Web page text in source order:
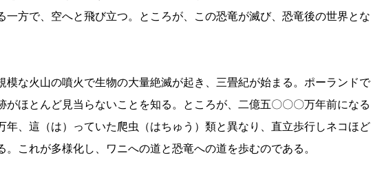
方で、空へと飛び立つ。ところが、この恐竜が滅び、恐竜後の世界とな
な火山の噴火で生物の大量絶滅が起き、三畳紀が始まる。ポーランドで
ほとんど見当らないことを知る。ところが、二億五〇〇〇万年前になる
、這（は）っていた爬虫（はちゅう）類と異なり、直立歩行しネコほど
これが多様化し、ワニへの道と恐竜への道を歩むのである。